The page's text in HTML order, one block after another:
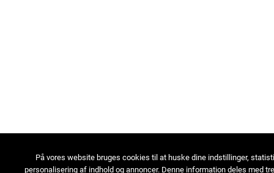
På vores website bruges cookies til at huske dine indstillinger,
personalisering af indhold og annoncer. Denne information deles med